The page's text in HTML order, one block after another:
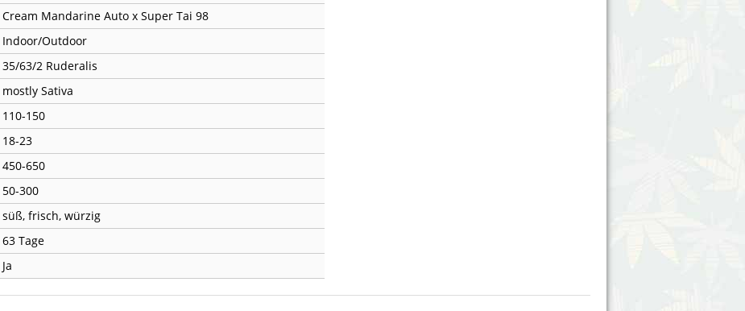
Cream Mandarine Auto x Super Tai 98
Indoor/Outdoor
35/63/2 Ruderalis
mostly Sativa
110-150
18-23
450-650
50-300
süß, frisch, würzig
63 Tage
Ja